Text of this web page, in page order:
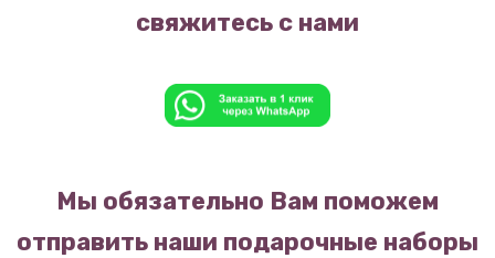
свяжитесь с нами
Мы обязательно Вам поможем
отправить наши подарочные наборы